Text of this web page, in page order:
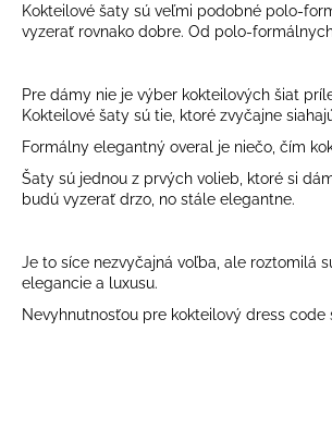
Kokteilové šaty sú veľmi podobné polo-
vyzerať rovnako dobre. Od polo-
Pre dámy nie je výber kokteilových šiat
Kokteilové šaty sú tie, ktoré zvyčajne
Formálny elegantný overal je niečo, čím
Šaty sú jednou z prvých volieb, ktoré si
budú vyzerať drzo, no stále elegantne.
Je to síce nezvyčajná voľba, ale roztomilá
elegancie a luxusu.
Nevyhnutnosťou pre kokteilový dress
CYKLÁMENOVÉ
ŠIFÓNOVÉ ŠATY S
€79